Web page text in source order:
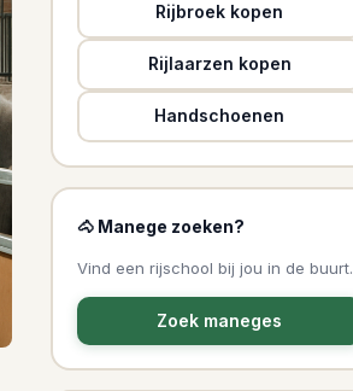
Rijbroek kopen
Rijlaarzen kopen
Handschoenen
🐴 Manege zoeken?
Vind een rijschool bij jou in de buurt.
Zoek maneges